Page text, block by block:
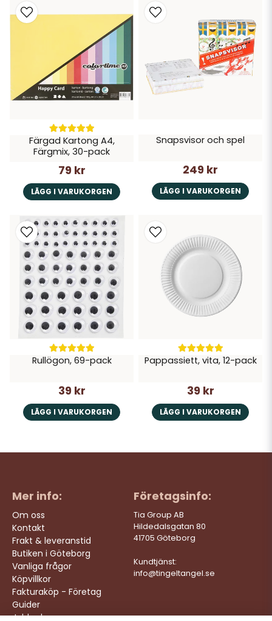
Färgad Kartong A4,
Färgmix, 30-pack
79 kr
LÄGG I VARUKORGEN
Snapsvisor och spel
249 kr
LÄGG I VARUKORGEN
Rullögon, 69-pack
39 kr
LÄGG I VARUKORGEN
Pappassiett, vita, 12-pack
39 kr
LÄGG I VARUKORGEN
Mer info:
Om oss
Kontakt
Frakt & leveranstid
Butiken i Göteborg
Vanliga frågor
Köpvillkor
Fakturaköp - Företag
Guider
Jobba hos oss
Företagsinfo:
Tia Group AB
Hildedalsgatan 80
41705 Göteborg
Kundtjänst:
info@tingeltangel.se